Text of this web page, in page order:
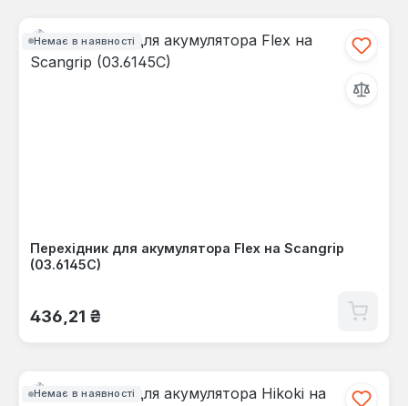
Немає в наявності
Перехідник для акумулятора Flex на Scangrip
(03.6145C)
Звичайна ціна:
436,21 ₴
Немає в наявності